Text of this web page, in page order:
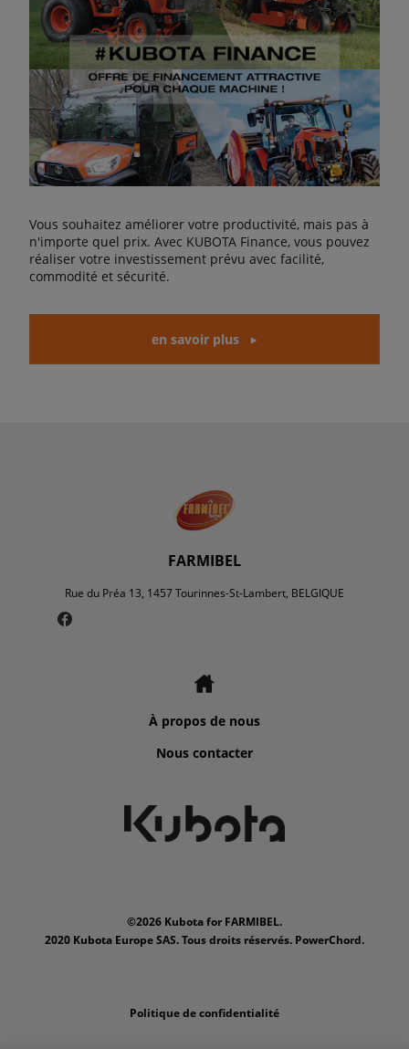
Vous souhaitez améliorer votre productivité, mais pas à
n'importe quel prix. Avec KUBOTA Finance, vous pouvez
réaliser votre investissement prévu avec facilité,
commodité et sécurité.
en savoir plus
FARMIBEL
Rue du Préa 13, 1457 Tourinnes-St-Lambert, BELGIQUE
À propos de nous
Nous contacter
©2026 Kubota for FARMIBEL.
2020 Kubota Europe SAS. Tous droits réservés. PowerChord.
Politique de confidentialité